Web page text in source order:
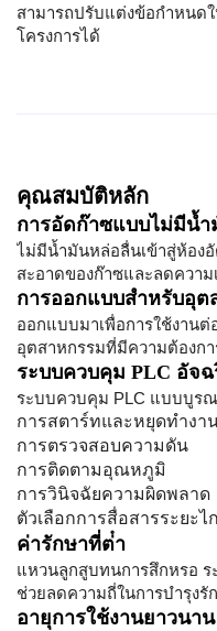
สามารถปรับแต่งข้อกำหนด
โครงการได้
คุณสมบัติหลัก
การอัดก๊าซแบบไม่มีน้ำ
ไม่มีน้ำมันหล่อลื่นเข้าสู่ห้อง
สะอาดของก๊าซและลดความ
การออกแบบสำหรับอุ
ออกแบบมาเพื่อการใช้งานต่
อุตสาหกรรมที่มีความต้องกา
ระบบควบคุม PLC อัจฉ
ระบบควบคุม PLC แบบบูร
การสตาร์ทและหยุดทำงา
การตรวจสอบความดัน
การติดตามอุณหภูมิ
การวินิจฉัยความผิดพลาด
ตัวเลือกการสื่อสารระยะไ
ค่ารักษาที่ต่ํา
แหวนลูกสูบทนการสึกหรอ
ช่วยลดความถี่ในการบำรุง
อายุการใช้งานยาวนาน